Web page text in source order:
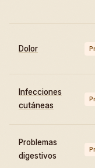
Dolor
Infecciones
cutáneas
Problemas
digestivos